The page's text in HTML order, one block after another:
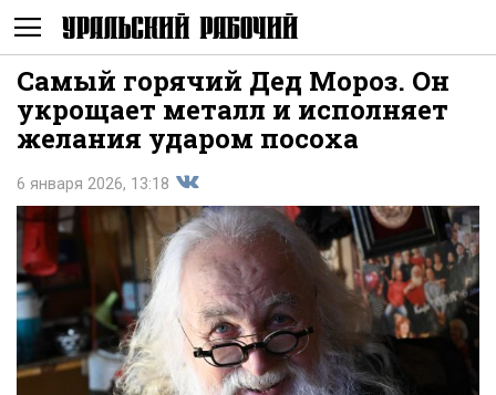
Не
Самый горячий Дед Мороз. Он
укрощает металл и исполняет
желания ударом посоха
6 января 2026, 13:18
Поделиться